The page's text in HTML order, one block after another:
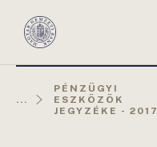
Magyar
...
PÉNZÜGYI
ESZKÖZÖK
JEGYZÉKE - 2017